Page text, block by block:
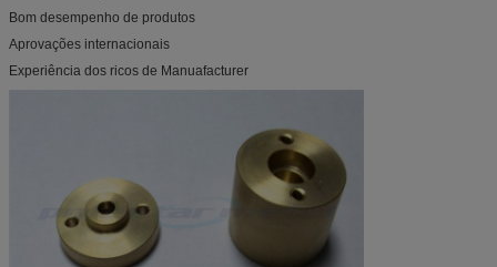
Bom desempenho de produtos
Aprovações internacionais
Experiência dos ricos de Manuafacturer